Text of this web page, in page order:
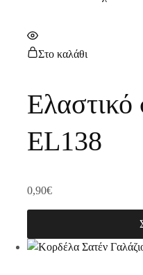
Στο καλάθι
Ελαστικό
EL138
0,90€